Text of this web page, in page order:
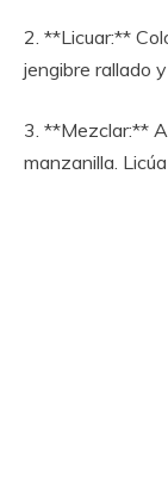
2. **Licuar:**
jengibre rallado
3. **Mezclar:**
manzanilla.